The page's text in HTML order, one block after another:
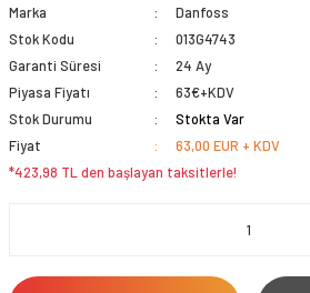
Marka
Danfoss
Stok Kodu
013G4743
Garanti Süresi
24 Ay
Piyasa Fiyatı
63€+KDV
Stok Durumu
Stokta Var
Fiyat
63,00 EUR + KDV
*423,98 TL den başlayan taksitlerle!